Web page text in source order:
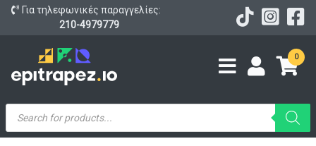
Για τηλεφωνικές παραγγελίες:
210-4979779
0
Products
search